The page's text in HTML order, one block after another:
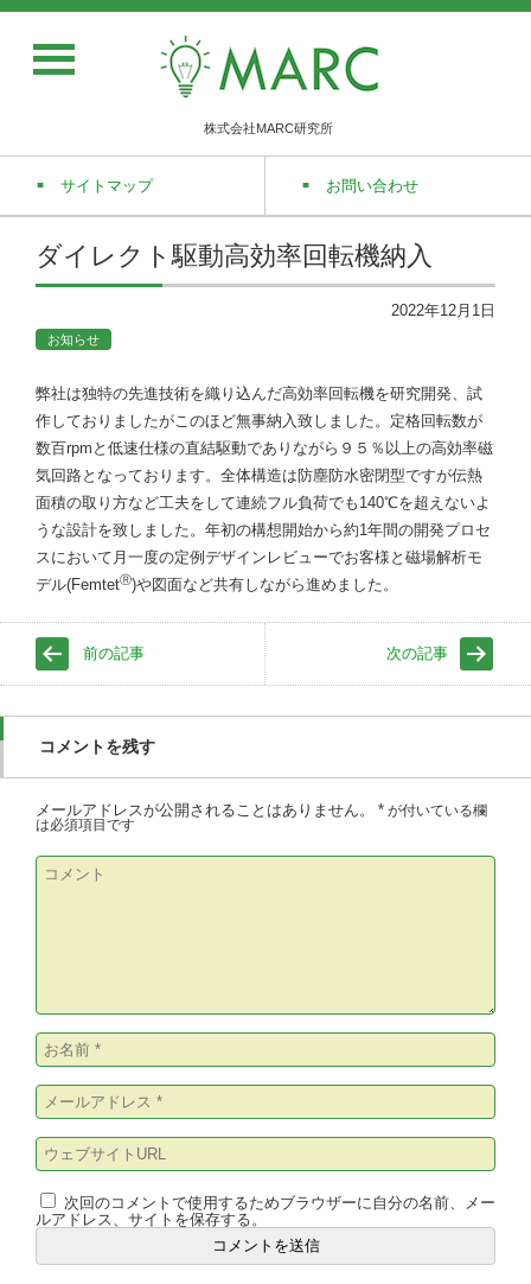
株式会社MARC研究所
サイトマップ お問い合わせ
ダイレクト駆動高効率回転機納入
2022年12月1日
お知らせ
弊社は独特の先進技術を織り込んだ高効率回転機を研究開発、試
作しておりましたがこのほど無事納入致しました。定格回転数が
数百rpmと低速仕様の直結駆動でありながら９５％以上の高効率磁
気回路となっております。全体構造は防塵防水密閉型ですが伝熱
面積の取り方など工夫をして連続フル負荷でも140℃を超えないよ
うな設計を致しました。年初の構想開始から約1年間の開発プロセ
スにおいて月一度の定例デザインレビューでお客様と磁場解析モ
デル(FemtetⓇ)や図面など共有しながら進めました。
前の記事 次の記事
コメントを残す
メールアドレスが公開されることはありません。 * が付いている欄
は必須項目です
次回のコメントで使用するためブラウザーに自分の名前、メー
ルアドレス、サイトを保存する。